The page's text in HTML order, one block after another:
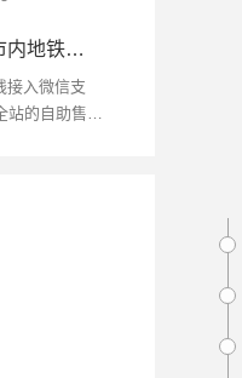
在韩出行再添便利! 韩国首尔市内地铁全线接入微信支付
接入微信支
站的自助售票